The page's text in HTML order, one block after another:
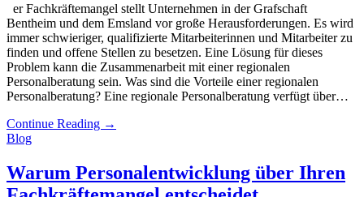
er Fachkräftemangel stellt Unternehmen in der Grafschaft
Bentheim und dem Emsland vor große Herausforderungen. Es wird
immer schwieriger, qualifizierte Mitarbeiterinnen und Mitarbeiter zu
finden und offene Stellen zu besetzen. Eine Lösung für dieses
Problem kann die Zusammenarbeit mit einer regionalen
Personalberatung sein. Was sind die Vorteile einer regionalen
Personalberatung? Eine regionale Personalberatung verfügt über…
Continue Reading →
Blog
Warum Personalentwicklung über Ihren